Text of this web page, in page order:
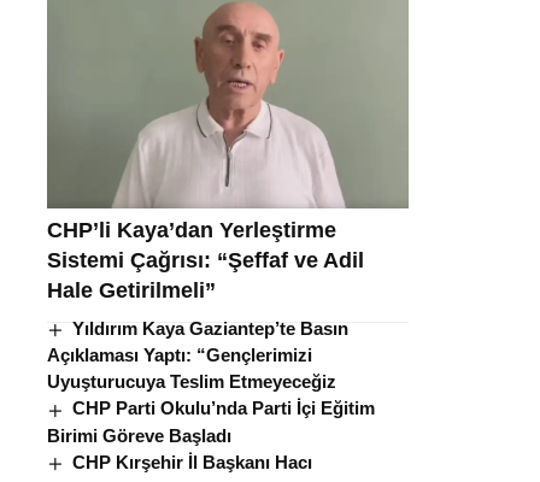
CHP’li Kaya’dan Yerleştirme
Sistemi Çağrısı: “Şeffaf ve Adil
Hale Getirilmeli”
Yıldırım Kaya Gaziantep’te Basın
Açıklaması Yaptı: “Gençlerimizi
Uyuşturucuya Teslim Etmeyeceğiz
CHP Parti Okulu’nda Parti İçi Eğitim
Birimi Göreve Başladı
CHP Kırşehir İl Başkanı Hacı